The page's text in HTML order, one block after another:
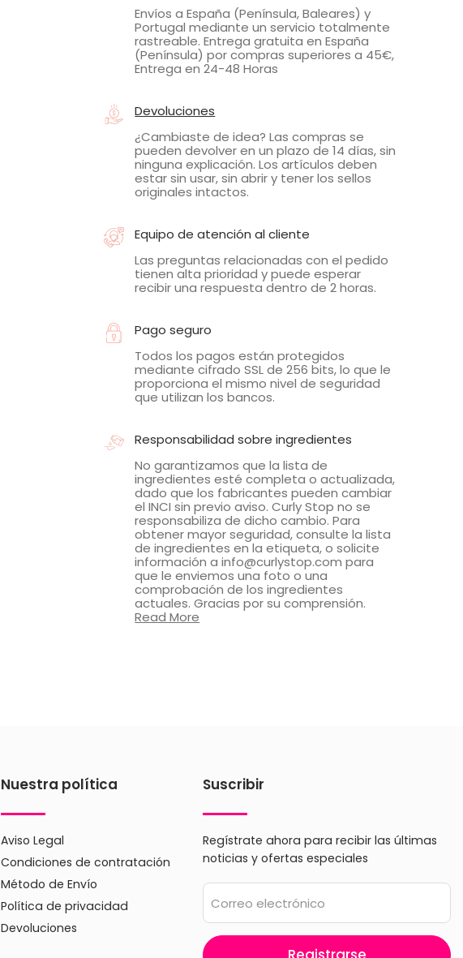
Envíos a España (Península, Baleares) y
Portugal mediante un servicio totalmente
rastreable. Entrega gratuita en España
(Península) por compras superiores a 45€,
Entrega en 24-48 Horas
Devoluciones
¿Cambiaste de idea? Las compras se
pueden devolver en un plazo de 14 días, sin
ninguna explicación. Los artículos deben
estar sin usar, sin abrir y tener los sellos
originales intactos.
Equipo de atención al cliente
Las preguntas relacionadas con el pedido
tienen alta prioridad y puede esperar
recibir una respuesta dentro de 2 horas.
Pago seguro
Todos los pagos están protegidos
mediante cifrado SSL de 256 bits, lo que le
proporciona el mismo nivel de seguridad
que utilizan los bancos.
Responsabilidad sobre ingredientes
No garantizamos que la lista de
ingredientes esté completa o actualizada,
dado que los fabricantes pueden cambiar
el INCI sin previo aviso. Curly Stop no se
responsabiliza de dicho cambio. Para
obtener mayor seguridad, consulte la lista
de ingredientes en la etiqueta, o solicite
información a info@curlystop.com para
que le enviemos una foto o una
comprobación de los ingredientes
actuales. Gracias por su comprensión.
Read More
Nuestra política
Aviso Legal
Condiciones de contratación
Método de Envío
Política de privacidad
Devoluciones
Suscribir
Regístrate ahora para recibir las últimas
noticias y ofertas especiales
Correo electrónico